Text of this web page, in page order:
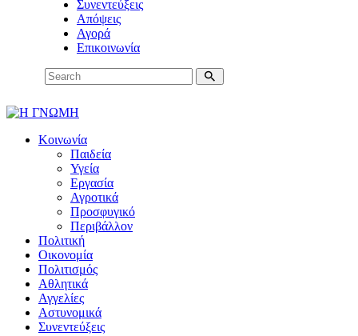
Συνεντεύξεις
Απόψεις
Αγορά
Επικοινωνία
Κοινωνία
Παιδεία
Υγεία
Εργασία
Αγροτικά
Προσφυγικό
Περιβάλλον
Πολιτική
Οικονομία
Πολιτισμός
Αθλητικά
Αγγελίες
Αστυνομικά
Συνεντεύξεις